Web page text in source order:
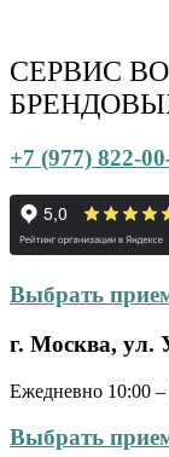
СЕРВИС
+7 (977) 822-
Выбрать
г. Москва, ул.
Ежедневно 10:00 –
Выбрать